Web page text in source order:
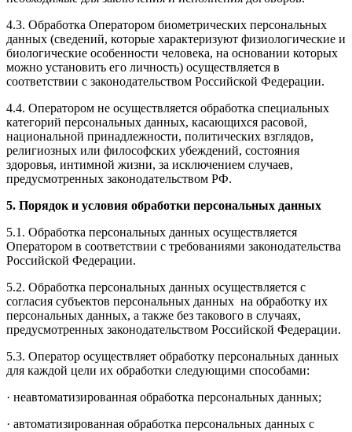
4.3. Обработка Оператором биометрических персональных
данных (сведений, которые характеризуют физиологические и
биологические особенности человека, на основании которых
можно установить его личность) осуществляется в
соответствии с законодательством Российской Федерации.
4.4. Оператором не осуществляется обработка специальных
категорий персональных данных, касающихся расовой,
национальной принадлежности, политических взглядов,
религиозных или философских убеждений, состояния
здоровья, интимной жизни, за исключением случаев,
предусмотренных законодательством РФ.
5. Порядок и условия обработки персональных данных
5.1. Обработка персональных данных осуществляется
Оператором в соответствии с требованиями законодательства
Российской Федерации.
5.2. Обработка персональных данных осуществляется с
согласия субъектов персональных данных на обработку их
персональных данных, а также без такового в случаях,
предусмотренных законодательством Российской Федерации.
5.3. Оператор осуществляет обработку персональных данных
для каждой цели их обработки следующими способами:
· неавтоматизированная обработка персональных данных;
· автоматизированная обработка персональных данных с